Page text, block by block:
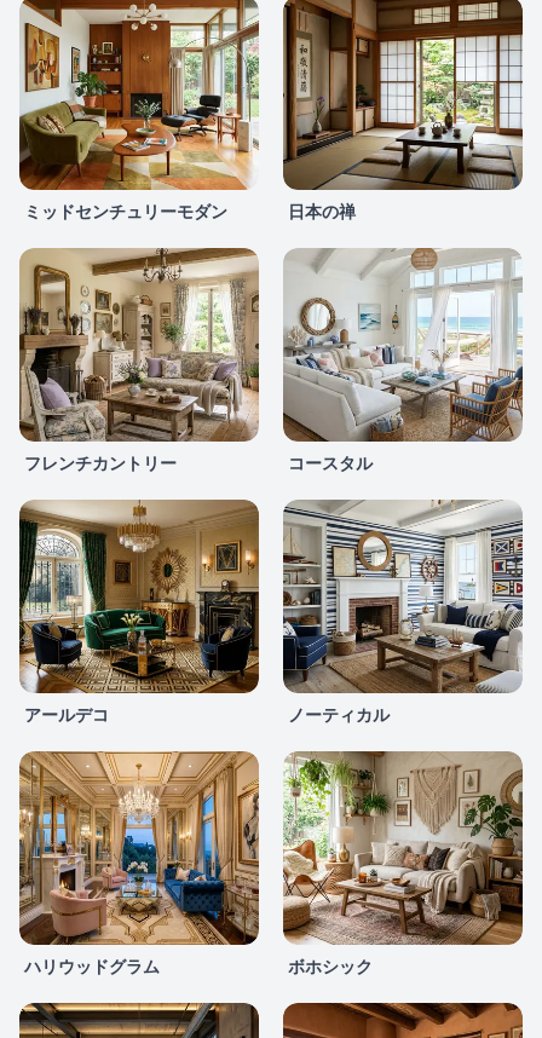
ミッドセンチュリーモダン 日本の禅
フレンチカントリー コースタル
アールデコ ノーティカル
ハリウッドグラム ボホシック